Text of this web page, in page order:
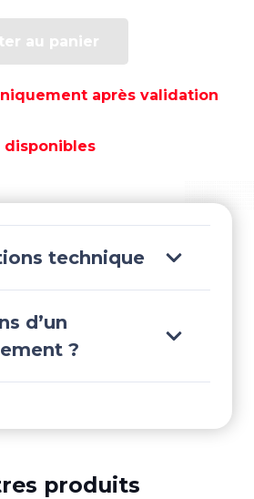
au panier
après validation
disponibles
technique
d’un
?
produits